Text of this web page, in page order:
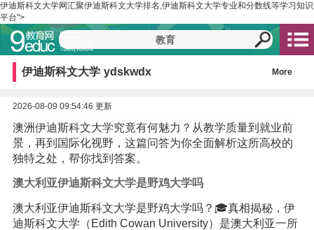
伊迪斯科文大学网汇聚伊迪斯科文大学排名,伊迪斯科文大学专业和分数线等学习知识
平台">
伊迪斯科文大学 ydskwdx More
2026-08-09 09:54:46 更新
澳洲伊迪斯科文大学究竟有何魅力？从教学质量到就业前
景，再到国际化视野，这篇问答为你全面解析这所高校的
独特之处，帮你找到答案。
澳大利亚伊迪斯科文大学是野鸡大学吗
澳大利亚伊迪斯科文大学是野鸡大学吗？🎓真相揭秘，伊
迪斯科文大学（Edith Cowan University）是澳大利亚一所